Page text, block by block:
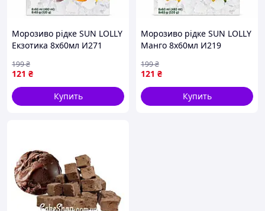
Морозиво рідке SUN LOLLY
Екзотика 8х60мл И271
121 ₴
199₴
Купить
Морозиво рідке SUN LOLLY
Манго 8х60мл И219
121 ₴
199₴
Купить